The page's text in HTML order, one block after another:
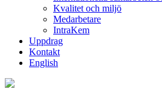
Kvalitet och miljö
Medarbetare
IntraKem
Uppdrag
Kontakt
English